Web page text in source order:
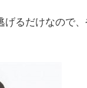
げるだけなので